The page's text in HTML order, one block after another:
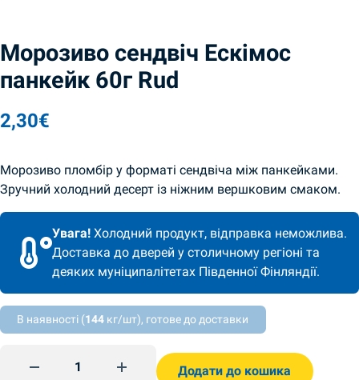
Морозиво сендвіч Ескімос
панкейк 60г Rud
2,30€
Морозиво пломбір у форматі сендвіча між панкейками.
Зручний холодний десерт із ніжним вершковим смаком.
Увага! Холодний продукт, відправка неможлива.
Доставка до дверей у столичному регіоні та
деяких муніципалітетах Південної Фінляндії.
В наявності (144 кг/шт), готове до доставки
Морозиво сендвіч Ескімос панкейк 60г Rud quantity
Додати до кошика